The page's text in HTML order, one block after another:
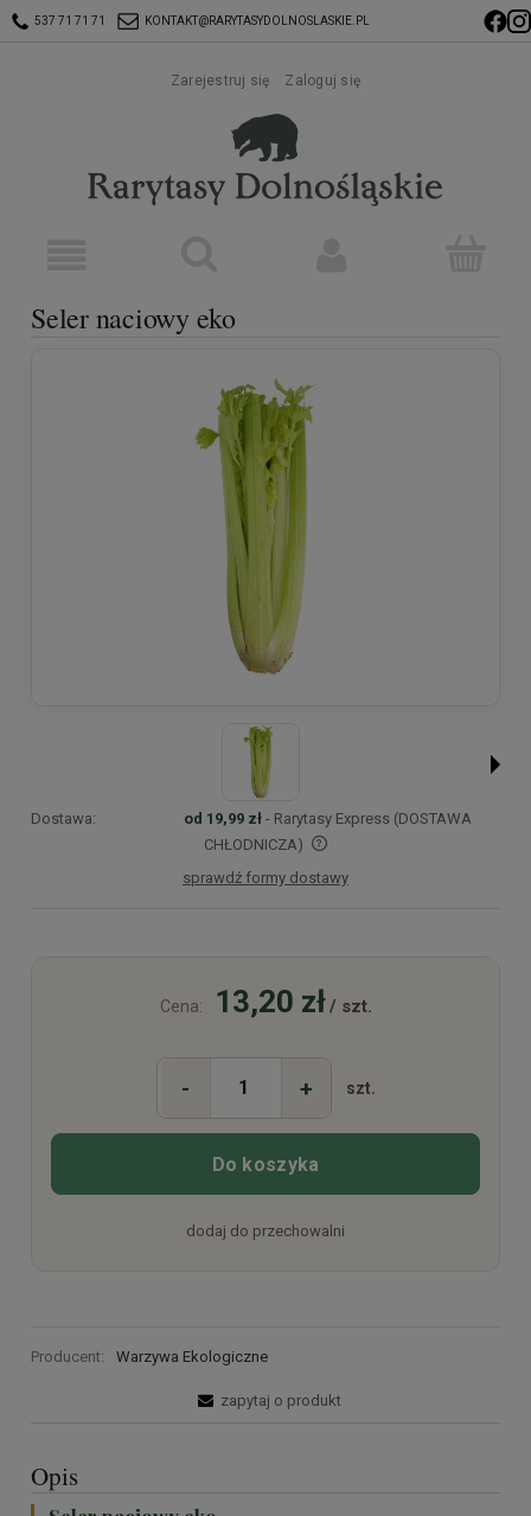
537 71 71 71 KONTAKT@RARYTASYDOLNOSLASKIE.PL
Zarejestruj się Zaloguj się
Seler naciowy eko
Dostawa: od 19,99 zł - Rarytasy Express (DOSTAWA
CHŁODNICZA)
Cena nie zawiera ewentualnych kosztów płatności
sprawdź formy dostawy
Cena: 13,20 zł/ szt.
- + szt.
Do koszyka
dodaj do przechowalni
Producent: Warzywa Ekologiczne
zapytaj o produkt
Opis